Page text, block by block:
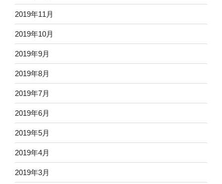
2019年11月
2019年10月
2019年9月
2019年8月
2019年7月
2019年6月
2019年5月
2019年4月
2019年3月